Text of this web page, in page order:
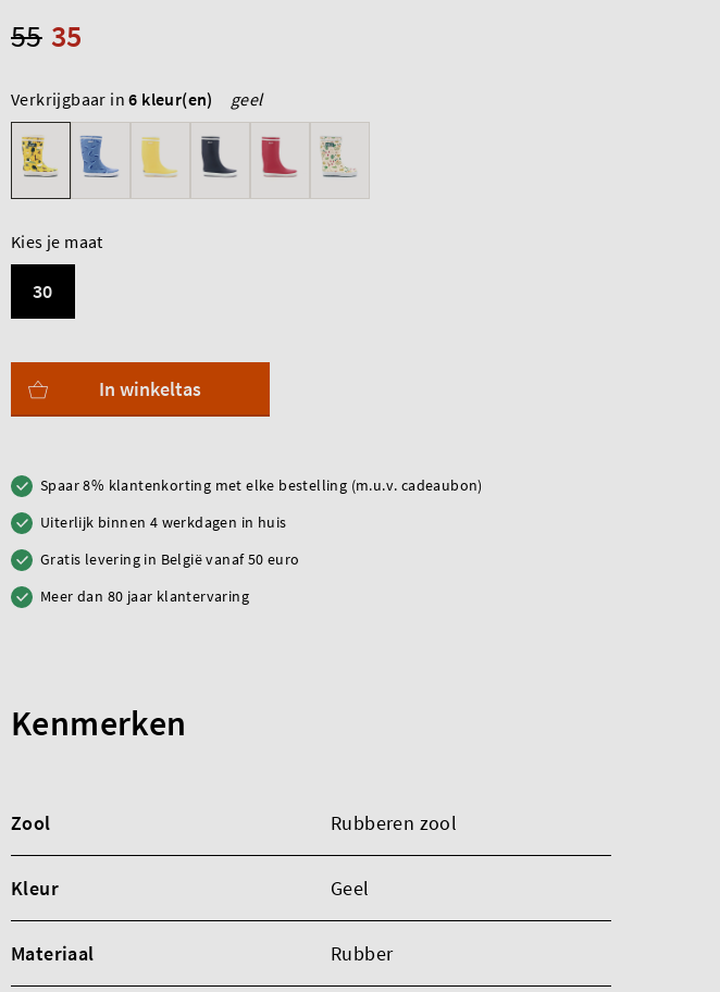
35
55
Verkrijgbaar in6 kleur(en) geel
Kies je maat
30
In winkeltas
Spaar 8% klantenkorting met elke bestelling (m.u.v. cadeaubon)
Uiterlijk binnen 4 werkdagen in huis
Gratis levering in België vanaf 50 euro
Meer dan 80 jaar klantervaring
Kenmerken
Zool Rubberen zool
Kleur Geel
Materiaal Rubber